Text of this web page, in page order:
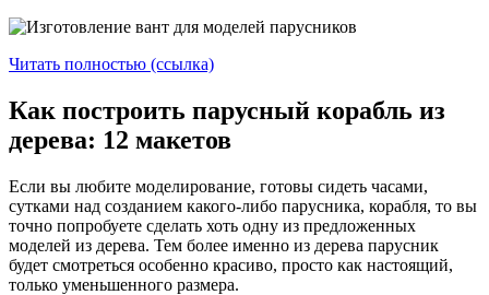
Читать полностью (ссылка)
Как построить парусный корабль из
дерева: 12 макетов
Если вы любите моделирование, готовы сидеть часами,
сутками над созданием какого-либо парусника, корабля, то вы
точно попробуете сделать хоть одну из предложенных
моделей из дерева. Тем более именно из дерева парусник
будет смотреться особенно красиво, просто как настоящий,
только уменьшенного размера.